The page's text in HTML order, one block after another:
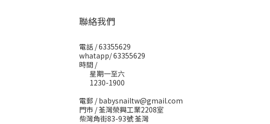
聯絡我們
電話 / 63355629
whatapp/ 63355629
時間 /
星期一至六
1230-1900
電郵 / babysnailtw@gmail.com
門市 / 荃灣榮興工業2208室
柴灣角街83-93號 荃灣